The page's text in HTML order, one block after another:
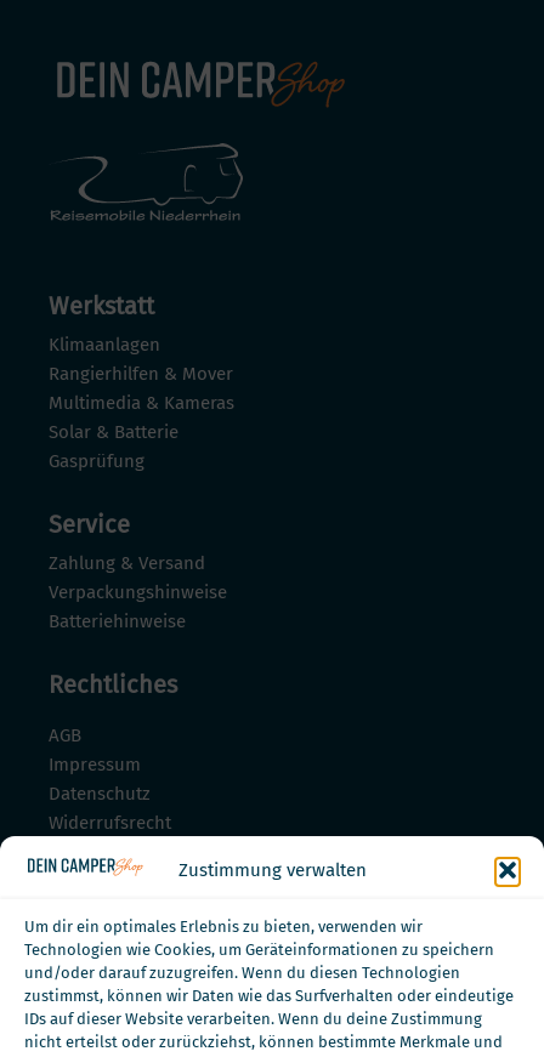
Zustimmung verwalten
Um dir ein optimales Erlebnis zu bieten, verwenden wir
Technologien wie Cookies, um Geräteinformationen zu speichern
und/oder darauf zuzugreifen. Wenn du diesen Technologien
zustimmst, können wir Daten wie das Surfverhalten oder eindeutige
IDs auf dieser Website verarbeiten. Wenn du deine Zustimmung
nicht erteilst oder zurückziehst, können bestimmte Merkmale und
Werkstatt
Klimaanlagen
Rangierhilfen & Mover
Multimedia & Kameras
Solar & Batterie
Gasprüfung
Service
Zahlung & Versand
Verpackungshinweise
Batteriehinweise
Rechtliches
AGB
Impressum
Datenschutz
Widerrufsrecht
Zahlungsmöglichkeiten